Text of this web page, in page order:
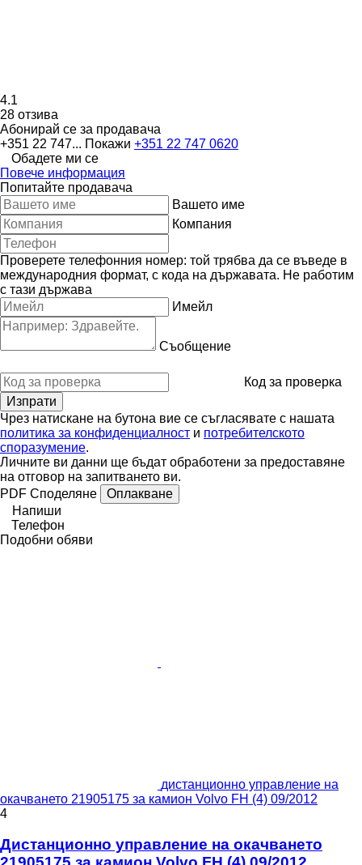
4.1
28 отзива
Абонирай се за продавача
+351 22 747... Покажи +351 22 747 0620
Обадете ми се
Повече информация
Попитайте продавача
Вашето име
Компания
Проверете телефонния номер: той трябва да се въведе в
международния формат, с кода на държавата. Не работим
с тази държава
Имейл
Съобщение
Код за проверка
Чрез натискане на бутона вие се съгласявате с нашата
политика за конфиденциалност и потребителското
споразумение.
Личните ви данни ще бъдат обработени за предоставяне
на отговор на запитването ви.
PDF Споделяне
Оплакване
Напиши
Телефон
Подобни обяви
дистанционно управление на
окачването 21905175 за камион Volvo FH (4) 09/2012
4
Дистанционно управление на окачването